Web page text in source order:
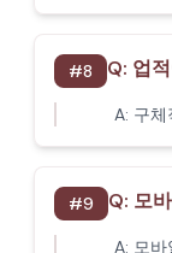
#8 Q: 업
A: 구
#9 Q: 모
A: 모